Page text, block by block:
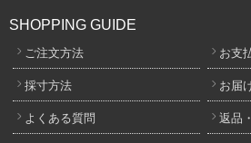
SHOPPING GUIDE
ご注文方法 お支
採寸方法 お届
よくある質問 返品